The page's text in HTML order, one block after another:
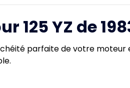
YZ de
parfaite de votre